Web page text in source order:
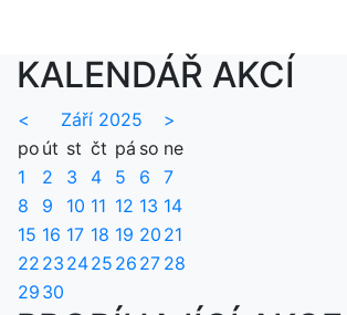
KALENDÁŘ AKCÍ
< Září 2025
>
po út st čt pá so ne
1
2 3 4 5 6
7
8
9 10 11 12 13 14
15 16 17 18 19 20 21
22 23 2425 26 27 28
29 30